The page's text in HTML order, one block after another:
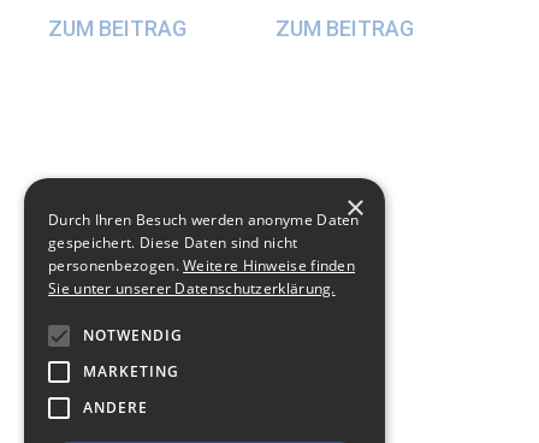
ZUM BEITRAG ZUM BEITRAG
×
Durch Ihren Besuch werden anonyme Daten
gespeichert. Diese Daten sind nicht
personenbezogen.Weitere Hinweise finden
Sie unter unserer Datenschutzerklärung.
NOTWENDIG
MARKETING
ANDERE